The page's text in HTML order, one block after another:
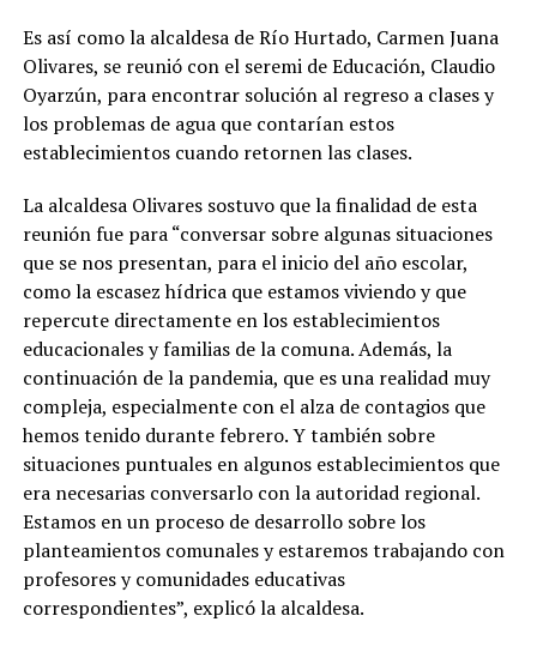
Es así como la alcaldesa de Río Hurtado, Carmen Juana
Olivares, se reunió con el seremi de Educación, Claudio
Oyarzún, para encontrar solución al regreso a clases y
los problemas de agua que contarían estos
establecimientos cuando retornen las clases.
La alcaldesa Olivares sostuvo que la finalidad de esta
reunión fue para “conversar sobre algunas situaciones
que se nos presentan, para el inicio del año escolar,
como la escasez hídrica que estamos viviendo y que
repercute directamente en los establecimientos
educacionales y familias de la comuna. Además, la
continuación de la pandemia, que es una realidad muy
compleja, especialmente con el alza de contagios que
hemos tenido durante febrero. Y también sobre
situaciones puntuales en algunos establecimientos que
era necesarias conversarlo con la autoridad regional.
Estamos en un proceso de desarrollo sobre los
planteamientos comunales y estaremos trabajando con
profesores y comunidades educativas
correspondientes”, explicó la alcaldesa.